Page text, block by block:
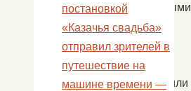
различными
видами
спорта.
Теорию
подкрепили
постановкой
«Казачья свадьба»
отправил зрителей в
путешествие на
машине времени —